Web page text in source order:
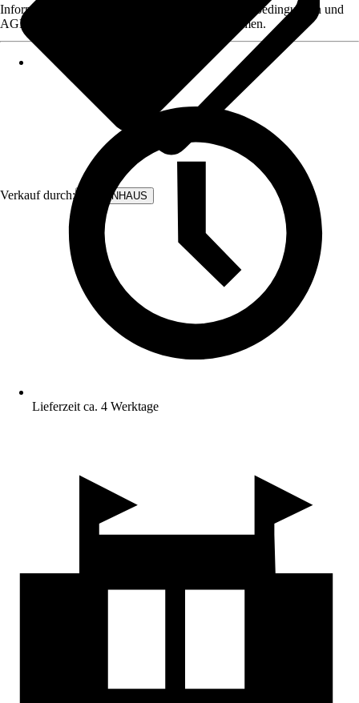
Verkauf durch: BODENHAUS
Informationen des Verkäufers, wie z. B. Rückgabebedingungen und
AGB, finden Sie bei Klick auf den Verkäufernamen.
Lieferzeit ca. 4 Werktage